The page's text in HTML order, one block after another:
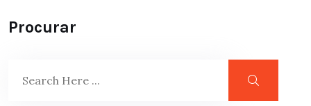
Procurar